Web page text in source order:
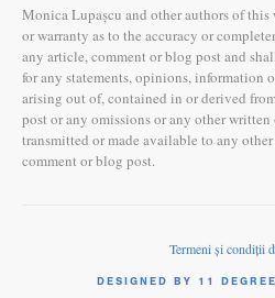
Monica Lupașcu and other authors of this
or warranty as to the accuracy or
any article, comment or blog post and
for any statements, opinions, information
arising out of, contained in or derived
post or any omissions or any other
transmitted or made available to any
comment or blog post.
Termeni și condiții
DESIGNED BY 11